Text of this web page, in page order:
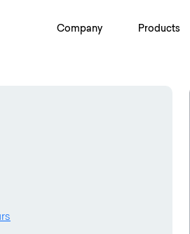
Company Products